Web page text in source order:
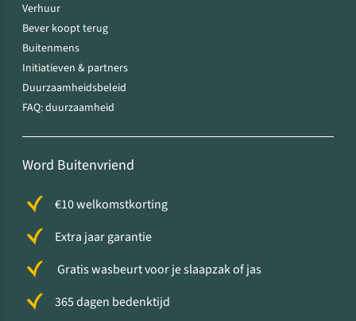
Verhuur
Bever koopt terug
Buitenmens
Initiatieven & partners
Duurzaamheidsbeleid
FAQ: duurzaamheid
Word Buitenvriend
€10 welkomstkorting
Extra jaar garantie
Gratis wasbeurt voor je slaapzak of jas
365 dagen bedenktijd